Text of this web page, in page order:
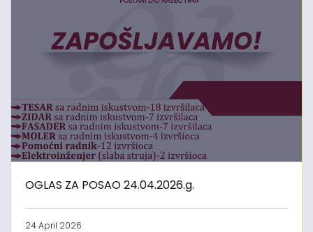
OGLAS ZA POSAO 24.04.2026.g.
24 April 2026